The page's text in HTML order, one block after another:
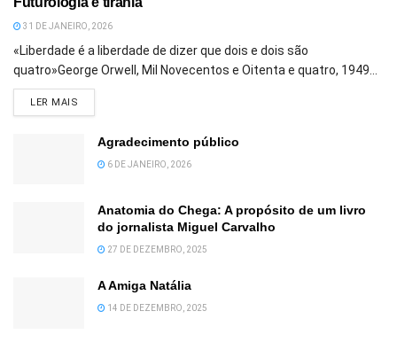
31 DE JANEIRO, 2026
«Liberdade é a liberdade de dizer que dois e dois são
quatro»George Orwell, Mil Novecentos e Oitenta e quatro, 1949...
LER MAIS
Agradecimento público
6 DE JANEIRO, 2026
Anatomia do Chega: A propósito de um livro
do jornalista Miguel Carvalho
27 DE DEZEMBRO, 2025
A Amiga Natália
14 DE DEZEMBRO, 2025